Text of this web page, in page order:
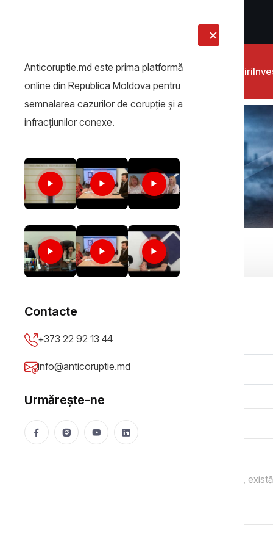
Știri
Anticoruptie.md este prima platformă
online din Republica Moldova pentru
semnalarea cazurilor de corupţie şi a
infracţiunilor conexe.
Contacte
+373 22 92 13 44
info@anticoruptie.md
Urmărește-ne
Tip sesizare
Titlu sesizare